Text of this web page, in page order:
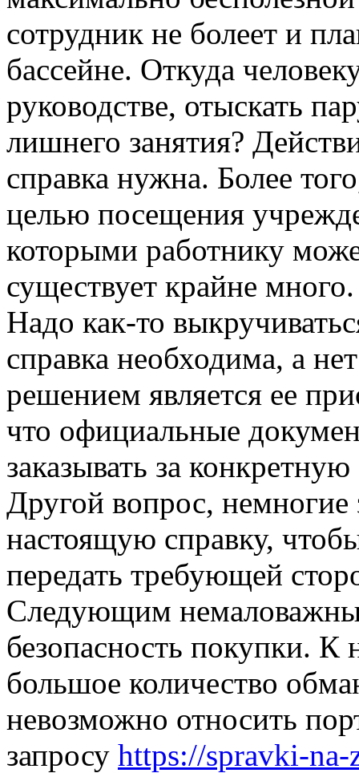
сотрудник не болеет и
бассейне. Откуда
руководстве, отыскать
лишнего занятия?
справка нужна. Более
целью посещения
которыми работнику
существует крайне
Надо как-то
справка необходима, а
решением является ее
что официальные
заказывать за
Другой вопрос, немногие
настоящую справку,
передать требующей
Следующим
безопасность покупки. К
большое количество
невозможно относить
запросу https://spravki-